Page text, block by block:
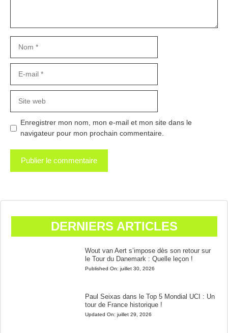
mail
web
Enregistrer mon nom, mon e-mail et mon site dans le
navigateur pour mon prochain commentaire.
DERNIERS ARTICLES
Wout van Aert s’impose dès son retour sur
le Tour du Danemark : Quelle leçon !
Published On: juillet 30, 2026
Paul Seixas dans le Top 5 Mondial UCI : Un
tour de France historique !
Updated On: juillet 29, 2026